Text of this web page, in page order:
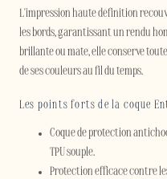
L'impression haute définition
les bords, garantissant un rendu
brillante ou mate, elle conserve
de ses couleurs au fil du temps.
Les points forts de la coque
Coque de protection
TPU souple.
Protection efficace contre